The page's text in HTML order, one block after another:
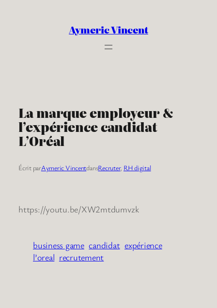
Aymeric Vincent
La marque employeur &
l’expérience candidat
L’Oréal
Écrit parAymeric VincentdansRecruter, RH digital
https://youtu.be/XW2mtdumvzk
business game candidat expérience
l’oreal recrutement